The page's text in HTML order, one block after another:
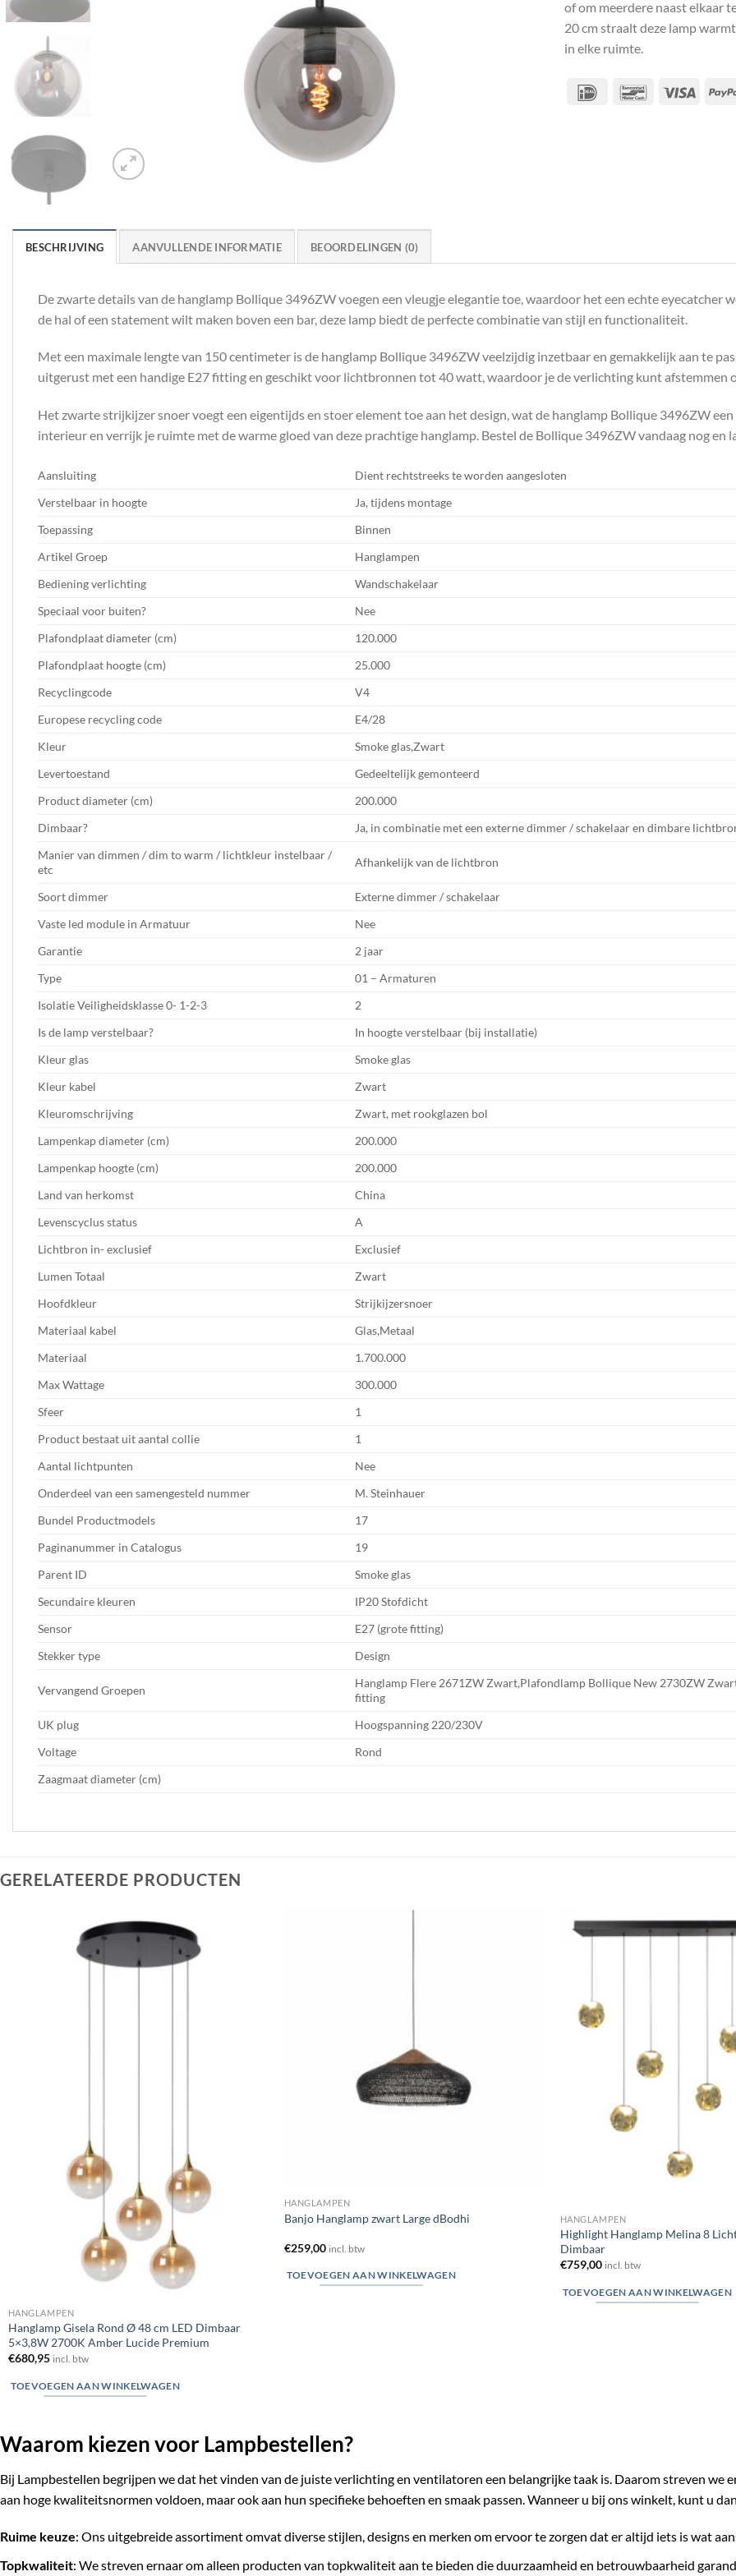
of om meerdere naast elkaar
20 cm straalt deze lamp
in elke ruimte.
IDeal Bancontact
Visa
BESCHRIJVING AANVULLENDE INFORMATIE BEOORDELINGEN (0)
De zwarte details van de hanglamp Bollique 3496ZW voegen een vleugje elegantie toe, waardoor het een echte eyecatcher
de hal of een statement wilt maken boven een bar, deze lamp biedt de perfecte combinatie van stijl en functionaliteit.
Met een maximale lengte van 150 centimeter is de hanglamp Bollique 3496ZW veelzijdig inzetbaar en gemakkelijk aan te
uitgerust met een handige E27 fitting en geschikt voor lichtbronnen tot 40 watt, waardoor je de verlichting kunt afstemmen
Het zwarte strijkijzer snoer voegt een eigentijds en stoer element toe aan het design, wat de hanglamp Bollique 3496ZW
interieur en verrijk je ruimte met de warme gloed van deze prachtige hanglamp. Bestel de Bollique 3496ZW vandaag nog
Aansluiting
Dient rechtstreeks te worden aangesloten
Verstelbaar in hoogte
Ja, tijdens montage
Toepassing
Binnen
Artikel Groep
Hanglampen
Bediening verlichting
Wandschakelaar
Speciaal voor buiten?
Nee
Plafondplaat diameter (cm)
120.000
Plafondplaat hoogte (cm)
25.000
Recyclingcode
V4
Europese recycling code
E4/28
Kleur
Smoke glas,Zwart
Levertoestand
Gedeeltelijk gemonteerd
Product diameter (cm)
200.000
Dimbaar?
Ja, in combinatie met een externe dimmer / schakelaar en dimbare
Manier van dimmen / dim to warm / lichtkleur instelbaar /
etc
Afhankelijk van de lichtbron
Soort dimmer
Externe dimmer / schakelaar
Vaste led module in Armatuur
Nee
Garantie
2 jaar
Type
01 – Armaturen
Isolatie Veiligheidsklasse 0- 1-2-3
2
Is de lamp verstelbaar?
In hoogte verstelbaar (bij installatie)
Kleur glas
Smoke glas
Kleur kabel
Zwart
Kleuromschrijving
Zwart, met rookglazen bol
Lampenkap diameter (cm)
200.000
Lampenkap hoogte (cm)
200.000
Land van herkomst
China
Levenscyclus status
A
Lichtbron in- exclusief
Exclusief
Lumen Totaal
Zwart
Hoofdkleur
Strijkijzersnoer
Materiaal kabel
Glas,Metaal
Materiaal
1.700.000
Max Wattage
300.000
Sfeer
1
Product bestaat uit aantal collie
1
Aantal lichtpunten
Nee
Onderdeel van een samengesteld nummer
M. Steinhauer
Bundel Productmodels
17
Paginanummer in Catalogus
19
Parent ID
Smoke glas
Secundaire kleuren
IP20 Stofdicht
Sensor
E27 (grote fitting)
Stekker type
Design
Vervangend Groepen
Hanglamp Flere 2671ZW Zwart,Plafondlamp Bollique New 2730ZW
fitting
UK plug
Hoogspanning 220/230V
Voltage
Rond
Zaagmaat diameter (cm)
GERELATEERDE PRODUCTEN
HANGLAMPEN
Hanglamp Gisela Rond Ø 48 cm LED Dimbaar
5×3,8W 2700K Amber Lucide Premium
€680,95 incl. btw
TOEVOEGEN AAN WINKELWAGEN
HANGLAMPEN
Banjo Hanglamp zwart Large dBodhi
€259,00 incl. btw
TOEVOEGEN AAN WINKELWAGEN
HANGLAMPEN
Highlight Hanglamp Melina 8
Dimbaar
€759,00 incl. btw
TOEVOEGEN AAN WINKELWAGEN
Waarom kiezen voor Lampbestellen?
Bij Lampbestellen begrijpen we dat het vinden van de juiste verlichting en ventilatoren een belangrijke taak is. Daarom streven we
aan hoge kwaliteitsnormen voldoen, maar ook aan hun specifieke behoeften en smaak passen. Wanneer u bij ons winkelt, kunt u
Ruime keuze: Ons uitgebreide assortiment omvat diverse stijlen, designs en merken om ervoor te zorgen dat er altijd iets is wat
Topkwaliteit: We streven ernaar om alleen producten van topkwaliteit aan te bieden die duurzaamheid en betrouwbaarheid